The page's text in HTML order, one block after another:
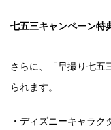
七五三キャンペーン特
さらに、「早撮り七五
られます。
・ディズニーキャラク